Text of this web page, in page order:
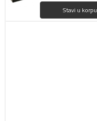
Stavi u korpu